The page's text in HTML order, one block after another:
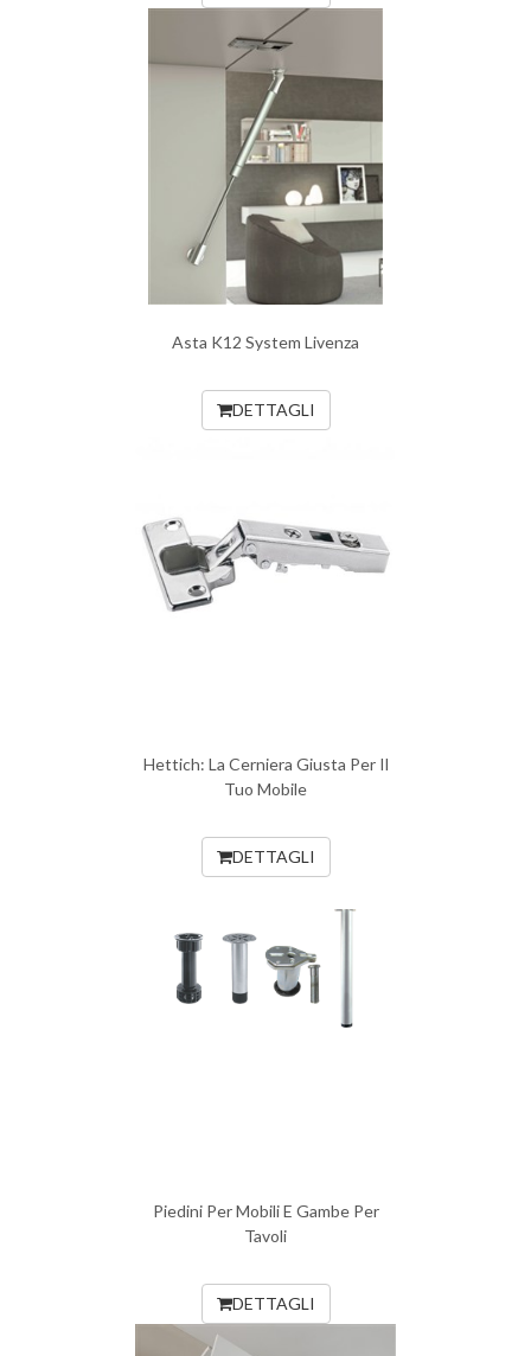
Asta K12 System Livenza
DETTAGLI
Hettich: La Cerniera Giusta Per Il
Tuo Mobile
DETTAGLI
Piedini Per Mobili E Gambe Per
Tavoli
DETTAGLI